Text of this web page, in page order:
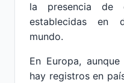
la presencia de
establecidas en
mundo.
En Europa,
hay registros en